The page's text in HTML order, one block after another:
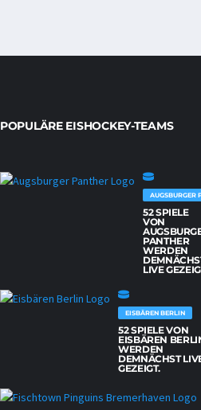
POPULÄRE EISHOCKEY-TEAMS
AUGSBURGER
52 SPIELE
VON
PANTHER
WERDEN
LIVE
EISBÄREN BERLIN
52 SPIELE VON
EISBÄREN
WERDEN
DEMNÄCHST
GEZEIGT.